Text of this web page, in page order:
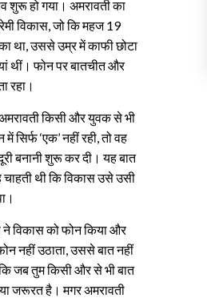
शुरू हो गया। अमरावती का
विकास, जो कि महज 19
था, उससे उम्र में काफी छोटा
थीं। फोन पर बातचीत और
रहा।
किसी और युवक से भी
‘एक’ नहीं रही, तो वह
बनानी शुरू कर दी। यह बात
चाहती थी कि विकास उसे उसी
ने विकास को फोन किया और
नहीं उठाता, उससे बात नहीं
जब तुम किसी और से भी बात
जरूरत है। मगर अमरावती